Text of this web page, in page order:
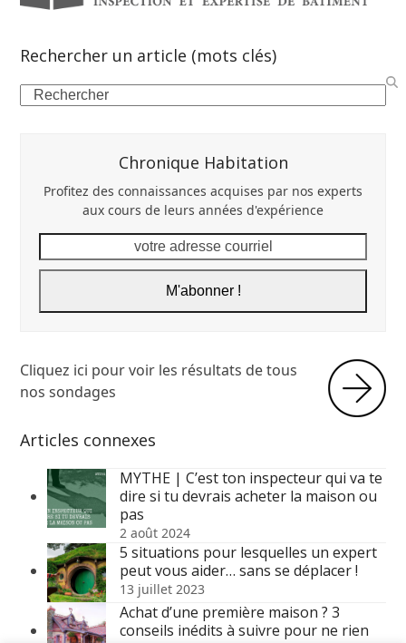
Rechercher un article (mots clés)
Search
Chronique Habitation
Profitez des connaissances acquises par nos experts
aux cours de leurs années d'expérience
adresse
M'abonner !
Cliquez ici pour voir les résultats de tous
nos sondages
Articles connexes
MYTHE | C’est ton inspecteur qui va te
dire si tu devrais acheter la maison ou
pas
2 août 2024
5 situations pour lesquelles un expert
peut vous aider… sans se déplacer !
13 juillet 2023
Achat d’une première maison ? 3
conseils inédits à suivre pour ne rien